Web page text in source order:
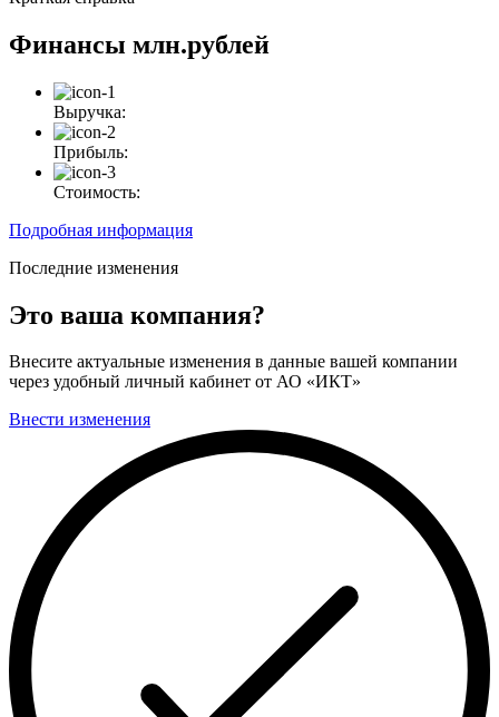
Финансы млн.рублей
Выручка:
Прибыль:
Стоимость:
Подробная информация
Последние изменения
Это ваша компания?
Внесите актуальные изменения в данные вашей компании
через удобный личный кабинет от АО «ИКТ»
Внести изменения